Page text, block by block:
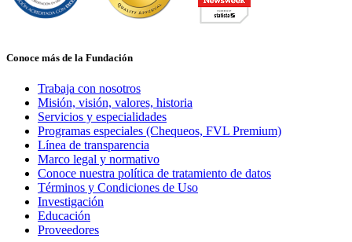
Conoce más de la Fundación
Trabaja con nosotros
Misión, visión, valores, historia
Servicios y especialidades
Programas especiales (Chequeos, FVL Premium)
Línea de transparencia
Marco legal y normativo
Conoce nuestra política de tratamiento de datos
Términos y Condiciones de Uso
Investigación
Educación
Proveedores